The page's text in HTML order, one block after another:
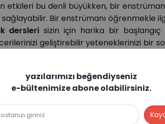
etkileri bu denli büyükken, bir
Bir enstrümanı öğrenmekle
dersleri sizin için harika bir başlangıç
geliştirebilir yeteneklerinizi bir
yanı sıra, bu şekilde yukarıda
arttırabilirsiniz.
yazılarımızı beğendiyseniz
e-bültenimize abone olabilirsiniz.